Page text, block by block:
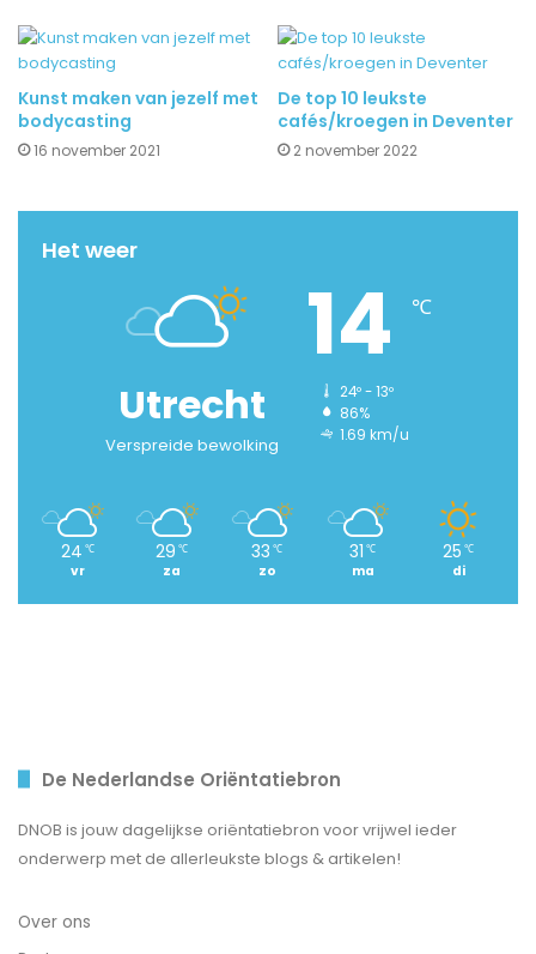
Kunst maken van jezelf met
bodycasting
16 november 2021
De top 10 leukste
cafés/kroegen in Deventer
2 november 2022
Het weer
Utrecht
Verspreide bewolking
14 ℃
24º - 13º
86%
1.69 km/u
24 ℃
vr
29 ℃
za
33 ℃
zo
31 ℃
ma
25 ℃
di
De Nederlandse Oriëntatiebron
DNOB is jouw dagelijkse oriëntatiebron voor vrijwel ieder
onderwerp met de allerleukste blogs & artikelen!
Over ons